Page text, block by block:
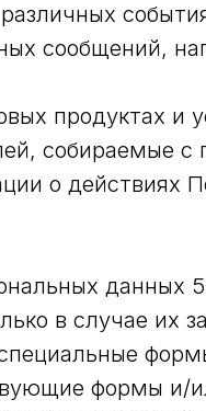
сообщений,
продуктах и
собираемые
о действиях
данных
в случае их
формы и/